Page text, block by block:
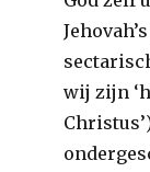
wij zijn